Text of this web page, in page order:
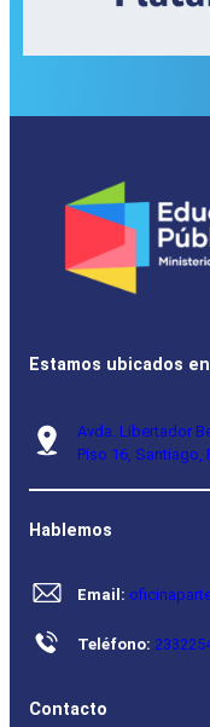
Estamos ubicados en
Avda. Libertador
Piso 16, Santiago,
Hablemos
Email:
Teléfono:
Contacto